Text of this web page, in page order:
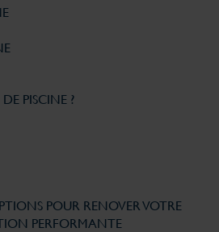
PISCINE ?
POUR RENOVER VOTRE
PERFORMANTE